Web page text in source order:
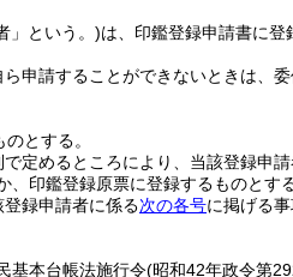
」という。)は、印鑑登録申請書に
申請することができないときは、
とする。
定めるところにより、当該登録申
、印鑑登録原票に登録するものとする
録申請者に係る次の各号に掲げる
基本台帳法施行令(昭和42年政令第